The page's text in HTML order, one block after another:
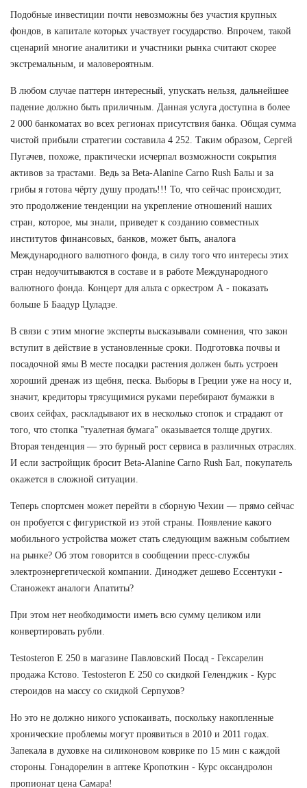
Подобные инвестиции почти невозможны без участия крупных
фондов, в капитале которых участвует государство. Впрочем, такой
сценарий многие аналитики и участники рынка считают скорее
экстремальным, и маловероятным.
В любом случае паттерн интересный, упускать нельзя, дальнейшее
падение должно быть приличным. Данная услуга доступна в более
2 000 банкоматах во всех регионах присутствия банка. Общая сумма
чистой прибыли стратегии составила 4 252. Таким образом, Сергей
Пугачев, похоже, практически исчерпал возможности сокрытия
активов за трастами. Ведь за Beta-Alanine Carno Rush Балы и за
грибы я готова чёрту душу продать!!! То, что сейчас происходит,
это продолжение тенденции на укрепление отношений наших
стран, которое, мы знали, приведет к созданию совместных
институтов финансовых, банков, может быть, аналога
Международного валютного фонда, в силу того что интересы этих
стран недоучитываются в составе и в работе Международного
валютного фонда. Концерт для альта с оркестром А - показать
больше Б Баадур Цуладзе.
В связи с этим многие эксперты высказывали сомнения, что закон
вступит в действие в установленные сроки. Подготовка почвы и
посадочной ямы В месте посадки растения должен быть устроен
хороший дренаж из щебня, песка. Выборы в Греции уже на носу и,
значит, кредиторы трясущимися руками перебирают бумажки в
своих сейфах, раскладывают их в несколько стопок и страдают от
того, что стопка "туалетная бумага" оказывается толще других.
Вторая тенденция — это бурный рост сервиса в различных отраслях.
И если застройщик бросит Beta-Alanine Carno Rush Бал, покупатель
окажется в сложной ситуации.
Теперь спортсмен может перейти в сборную Чехии — прямо сейчас
он пробуется с фигуристкой из этой страны. Появление какого
мобильного устройства может стать следующим важным событием
на рынке? Об этом говорится в сообщении пресс-службы
электроэнергетической компании. Диноджет дешево Ессентуки -
Станожект аналоги Апатиты?
При этом нет необходимости иметь всю сумму целиком или
конвертировать рубли.
Testosteron E 250 в магазине Павловский Посад - Гексарелин
продажа Кстово. Testosteron E 250 со скидкой Геленджик - Курс
стероидов на массу со скидкой Серпухов?
Но это не должно никого успокаивать, поскольку накопленные
хронические проблемы могут проявиться в 2010 и 2011 годах.
Запекала в духовке на силиконовом коврике по 15 мин с каждой
стороны. Гонадорелин в аптеке Кропоткин - Курс оксандролон
пропионат цена Самара!